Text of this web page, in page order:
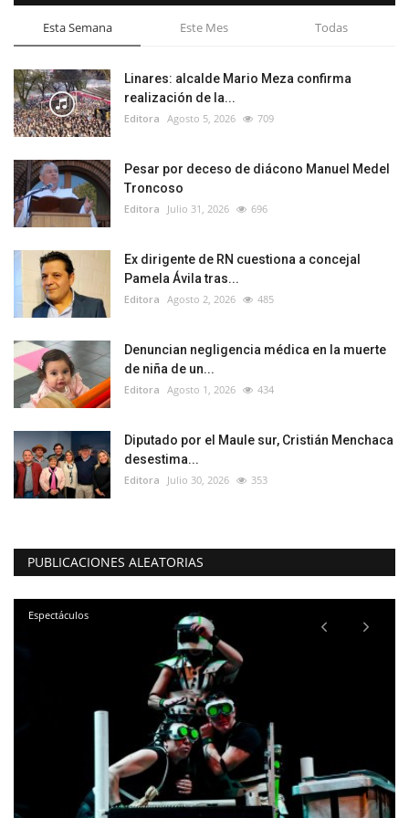
Esta Semana Este Mes Todas
Linares: alcalde Mario Meza confirma
realización de la...
Editora Agosto 5, 2026 709
Pesar por deceso de diácono Manuel Medel
Troncoso
Editora Julio 31, 2026 696
Ex dirigente de RN cuestiona a concejal
Pamela Ávila tras...
Editora Agosto 2, 2026 485
Denuncian negligencia médica en la muerte
de niña de un...
Editora Agosto 1, 2026 434
Diputado por el Maule sur, Cristián Menchaca
desestima...
Editora Julio 30, 2026 353
PUBLICACIONES ALEATORIAS
Espectáculos